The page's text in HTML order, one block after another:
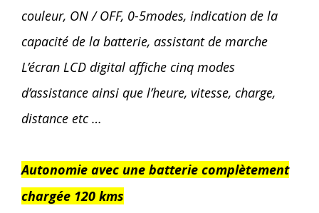
couleur, ON / OFF, 0-5modes, indication de la
capacité de la batterie, assistant de marche
L’écran LCD digital affiche cinq modes
d’assistance ainsi que l’heure, vitesse, charge,
distance etc …
Autonomie avec une batterie complètement
chargée 120 kms